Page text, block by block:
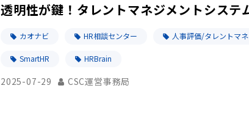
透明性が鍵！タレントマネジメントシステ
カオナビ HR相談センター 人事評価/タレントマ
SmartHR HRBrain
2025-07-29 CSC運営事務局